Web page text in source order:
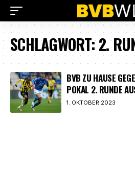
SCHLAGWORT:2.
BVB ZU HAUSE
POKAL 2. RUNDE
1. OKTOBER 2023